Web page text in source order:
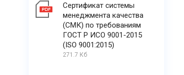
Сертификат системы
менеджмента качества
(СМК) по требованиям
ГОСТ Р ИСО 9001-2015
(ISO 9001:2015)
271.7 Кб